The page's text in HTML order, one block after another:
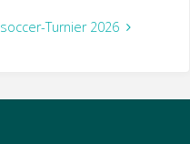
Turnier 2026